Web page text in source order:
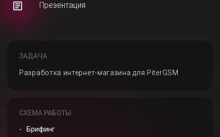
Презентация
ЗАДАЧА
Разработка интернет-магазина для PiterGSM
СХЕМА РАБОТЫ
Брифинг